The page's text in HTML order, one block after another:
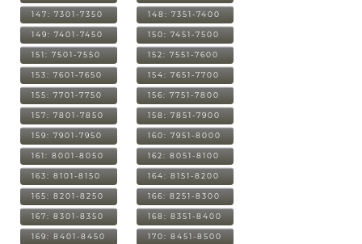
147: 7301-7350 148: 7351-7400
149: 7401-7450 150: 7451-7500
151: 7501-7550 152: 7551-7600
153: 7601-7650 154: 7651-7700
155: 7701-7750 156: 7751-7800
157: 7801-7850 158: 7851-7900
159: 7901-7950 160: 7951-8000
161: 8001-8050 162: 8051-8100
163: 8101-8150 164: 8151-8200
165: 8201-8250 166: 8251-8300
167: 8301-8350 168: 8351-8400
169: 8401-8450 170: 8451-8500